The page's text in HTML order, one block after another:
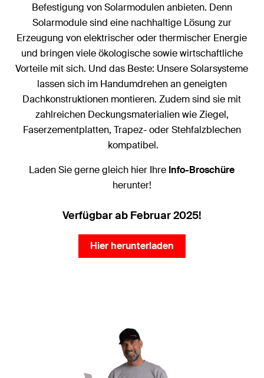
Befestigung von Solarmodulen anbieten. Denn
Solarmodule sind eine nachhaltige Lösung zur
Erzeugung von elektrischer oder thermischer Energie
und bringen viele ökologische sowie wirtschaftliche
Vorteile mit sich. Und das Beste: Unsere Solarsysteme
lassen sich im Handumdrehen an geneigten
Dachkonstruktionen montieren. Zudem sind sie mit
zahlreichen Deckungsmaterialien wie Ziegel,
Faserzementplatten, Trapez- oder Stehfalzblechen
kompatibel.
Laden Sie gerne gleich hier Ihre Info-Broschüre
herunter!
Verfügbar ab Februar 2025!
Hier herunterladen